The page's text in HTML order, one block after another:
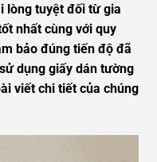
lòng tuyệt đối từ gia
nhất cùng với quy
bảo đúng tiến độ đã
dụng giấy dán tường
viết chi tiết của chúng